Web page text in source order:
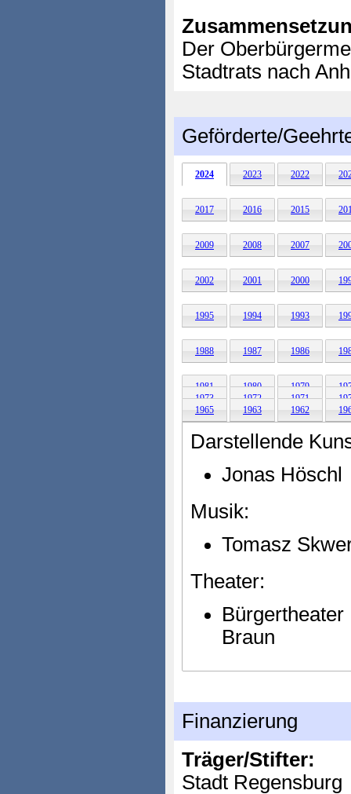
Der
Stadtrats nach
Geförderte/
2024 2023 2022
2017 2016 2015
2009 2008 2007
2002 2001 2000
1995 1994 1993
1988 1987 1986
1981 1980 1979
1973
1972 1971
1965
1963 1962
Darstellende
Jonas Höschl
Musik:
Tomasz
Theater:
Bürgertheater
Braun
Finanzierung
Träger/Stifter:
Stadt Regensburg